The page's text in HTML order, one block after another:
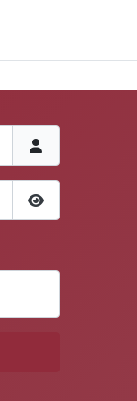
Passwort